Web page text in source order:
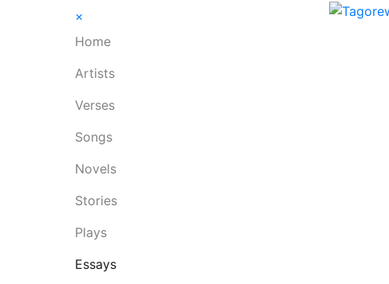
×
Home
Artists
Verses
Songs
Novels
Stories
Plays
Essays